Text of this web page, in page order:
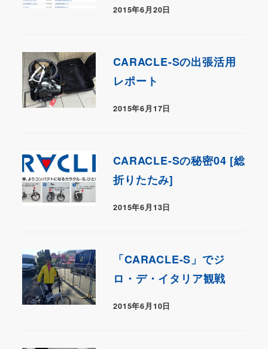
2015年6月20日
CARACLE-Sの出張活用
レポート
2015年6月17日
CARACLE-Sの秘密04 [総
折りたたみ]
2015年6月13日
「CARACLE-S」でジ
ロ・デ・イタリア観戦
2015年6月10日